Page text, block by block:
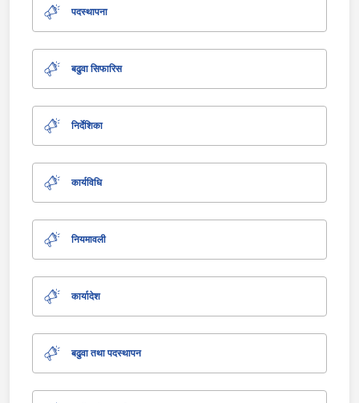
पदस्थापना
बढुवा सिफारिस
निर्देशिका
कार्यविधि
नियमावली
कार्यादेश
बढुवा तथा पदस्थापन